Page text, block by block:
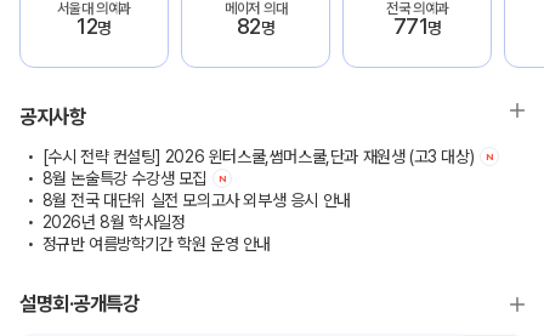
서울대 의예과
12명
메이저 의대
82명
전국 의예과
771명
공지사항
[수시 전략 컨설팅] 2026 윈터스쿨,썸머스쿨,단과 재원생 (고3 대상) N
8월 논술특강 수강생 모집 N
8월 전국 대단위 실전 모의고사 외부생 응시 안내
2026년 8월 학사일정
정규반 여름방학기간 학원 운영 안내
설명회·공개특강